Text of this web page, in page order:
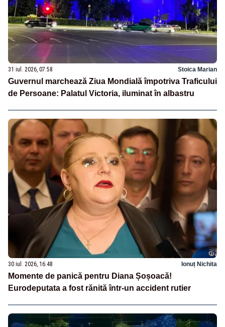
31 iul. 2026, 07:58 Stoica Marian
Guvernul marchează Ziua Mondială împotriva Traficului
de Persoane: Palatul Victoria, iluminat în albastru
30 iul. 2026, 16:48 Ionuț Nichita
Momente de panică pentru Diana Șoșoacă!
Eurodeputata a fost rănită într-un accident rutier